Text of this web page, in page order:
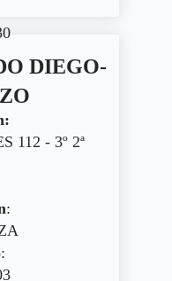
DIEGO-
112 - 3º 2ª
:
: